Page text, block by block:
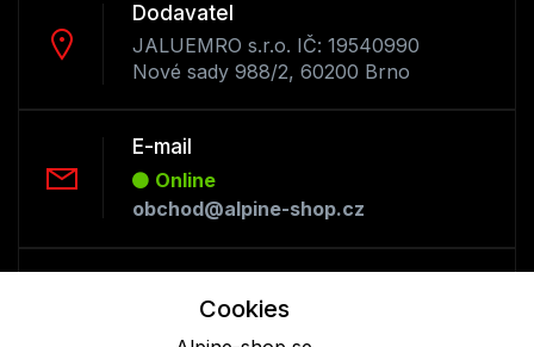
Dodavatel
JALUEMRO s.r.o. IČ: 19540990
Nové sady 988/2, 60200 Brno
E-mail
Online
obchod@alpine-shop.cz
OfflineCookies